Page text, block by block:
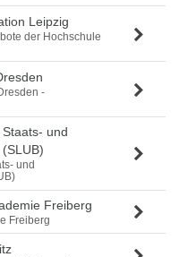
Leipzig
der Hochschule
-
und
und
Freiberg
Freiberg